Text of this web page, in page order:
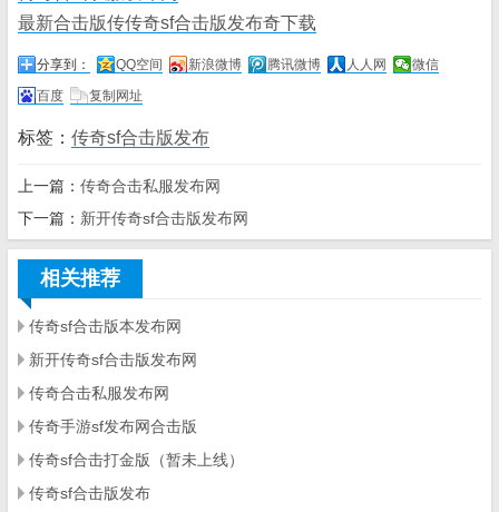
最新合击版传传奇sf合击版发布奇下载
分享到： QQ空间 新浪微博 腾讯微博 人人网
微信
百度
复制网址
标签： 传奇sf合击版发布
上一篇： 传奇合击私服发布网
下一篇： 新开传奇sf合击版发布网
相关推荐
传奇sf合击版本发布网
新开传奇sf合击版发布网
传奇合击私服发布网
传奇手游sf发布网合击版
传奇sf合击打金版（暂未上线）
传奇sf合击版发布